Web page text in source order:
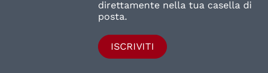
direttamente nella tua casella di
posta.
ISCRIVITI